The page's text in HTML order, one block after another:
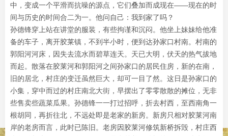
中，变成一个平滑而抗噪的源点，它们叠加而成现在——现在的时
间与历史的时间合二为一。他问自己：我到家了吗？
孙德锋穿上站在讲堂的服装，有些拘谨和沉闷。他坐上妹妹给他准
备的车子，离开胶莱镇，不到半小时，便到达孙家口村南。村南的
郭阳河河床，因失去流水而碧草连天。天已大明，伏天的热气拔地
而起。散落在胶莱河和郭阳河之间孙家口的居民住房，新的在南，
旧的居北，村庄的变迁虽然巨大，却可一目了然。这日是孙家口的
小集，穿中而过的村庄南北大街，早摆出了零零散散的摊位，无非
些售卖些蔬菜瓜果。孙德锋一一打过招呼，折去村西，至西南角一
根胡同，再折往北，不远处即是老家的新房。新房只相对胶莱河南
岸的老房而言，此时已陈旧。老房因胶莱河修筑新桥拆毁，村庄西